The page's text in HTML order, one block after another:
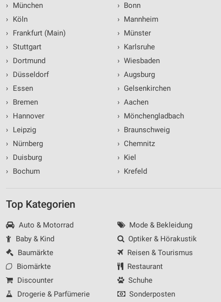
›
München
›
Köln
›
Frankfurt (Main)
› Stuttgart
›
Dortmund
›
Düsseldorf
›
Essen
›
Bremen
›
Hannover
›
Leipzig
›
Nürnberg
›
Duisburg
›
Bochum
› Bonn
› Mannheim
› Münster
› Karlsruhe
› Wiesbaden
› Augsburg
› Gelsenkirchen
› Aachen
› Mönchengladbach
› Braunschweig
› Chemnitz
› Kiel
› Krefeld
Top Kategorien
Auto & Motorrad
Baby & Kind
Baumärkte
Biomärkte
Discounter
Drogerie & Parfümerie
Mode & Bekleidung
Optiker & Hörakustik
Reisen & Tourismus
Restaurant
Schuhe
Sonderposten